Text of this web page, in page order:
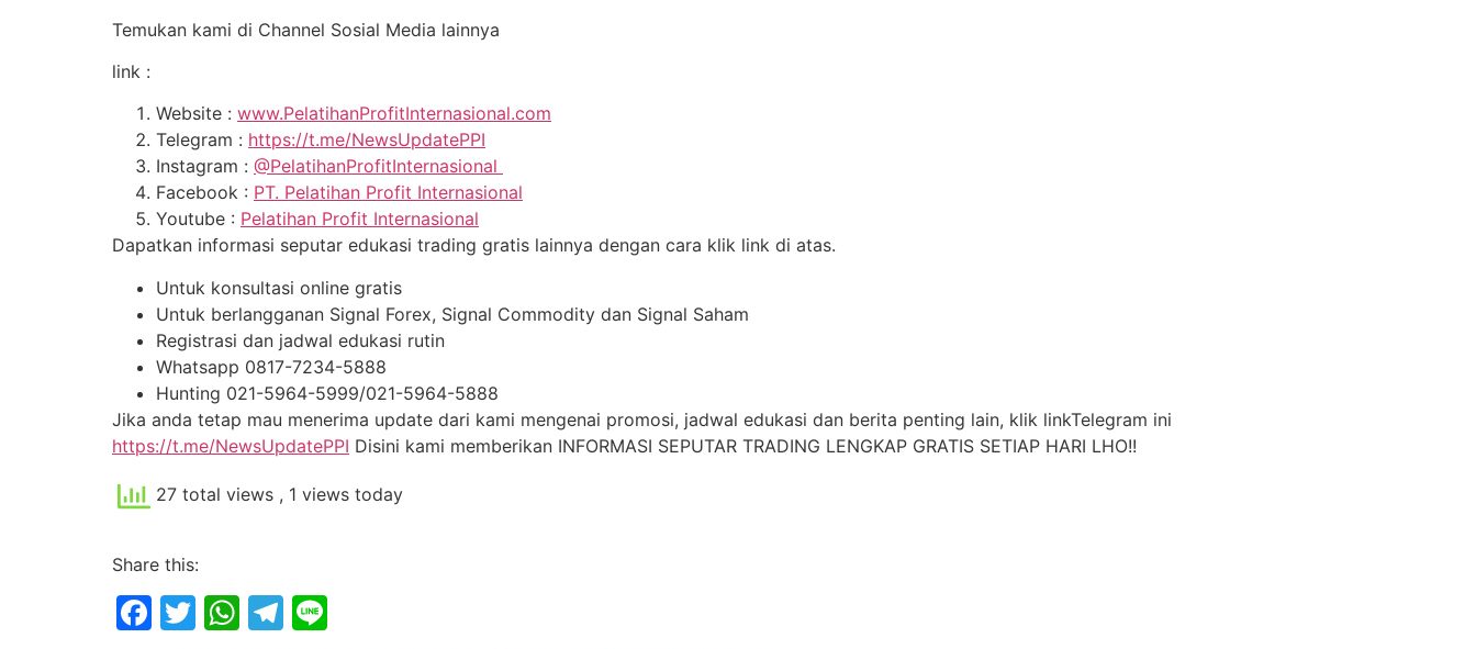
Temukan kami di Channel Sosial Media lainnya
link :
Website : www.PelatihanProfitInternasional.com
Telegram : https://t.me/NewsUpdatePPI
Instagram : @PelatihanProfitInternasional
Facebook : PT. Pelatihan Profit Internasional
Youtube : Pelatihan Profit Internasional
Dapatkan informasi seputar edukasi trading gratis lainnya dengan cara klik link di atas.
Untuk konsultasi online gratis
Untuk berlangganan Signal Forex, Signal Commodity dan Signal Saham
Registrasi dan jadwal edukasi rutin
Whatsapp 0817-7234-5888
Hunting 021-5964-5999/021-5964-5888
Jika anda tetap mau menerima update dari kami mengenai promosi, jadwal edukasi dan berita penting lain, klik linkTelegram ini
https://t.me/NewsUpdatePPI Disini kami memberikan INFORMASI SEPUTAR TRADING LENGKAP GRATIS SETIAP HARI LHO!!
27 total views , 1 views today
Share this:
Facebook
Twitter
WhatsApp
Telegram